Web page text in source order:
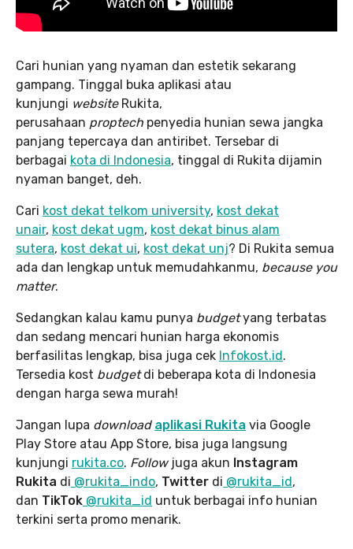
Cari hunian yang nyaman dan estetik sekarang
gampang. Tinggal buka aplikasi atau
kunjungi websiteRukita,
perusahaan proptech penyedia hunian sewa jangka
panjang tepercaya dan antiribet. Tersebar di
berbagai kota di Indonesia, tinggal di Rukita dijamin
nyaman banget, deh.
Cari kost dekat telkom university, kost dekat
unair, kost dekat ugm, kost dekat binus alam
sutera, kost dekat ui, kost dekat unj? Di Rukita semua
ada dan lengkap untuk memudahkanmu, because you
matter.
Sedangkan kalau kamu punya budgetyang terbatas
dan sedang mencari hunian harga ekonomis
berfasilitas lengkap, bisa juga cek Infokost.id.
Tersedia kost budgetdi beberapa kota di Indonesia
dengan harga sewa murah!
Jangan lupa download aplikasi Rukita via Google
Play Store atau App Store, bisa juga langsung
kunjungi rukita.co. Followjuga akun Instagram
Rukita di @rukita_indo, Twitter di @rukita_id,
dan TikTok @rukita_id untuk berbagai info hunian
terkini serta promo menarik.